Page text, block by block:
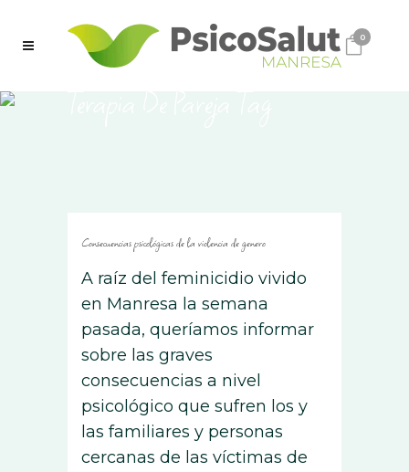
0
Consecuencias psicológicas de la violencia de genero
A raíz del feminicidio vivido
en Manresa la semana
pasada, queríamos informar
sobre las graves
consecuencias a nivel
psicológico que sufren los y
las familiares y personas
cercanas de las víctimas de